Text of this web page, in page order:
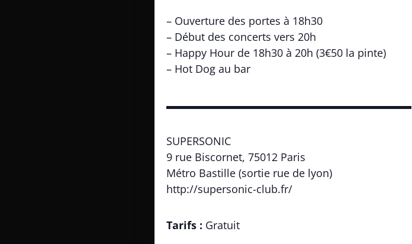
– Ouverture des portes à 18h30
– Début des concerts vers 20h
– Happy Hour de 18h30 à 20h (3€50 la pinte)
– Hot Dog au bar
▬▬▬▬▬▬▬▬▬▬▬▬▬▬▬▬▬▬▬▬▬▬▬
SUPERSONIC
9 rue Biscornet, 75012 Paris
Métro Bastille (sortie rue de lyon)
http://supersonic-club.fr/
Tarifs : Gratuit